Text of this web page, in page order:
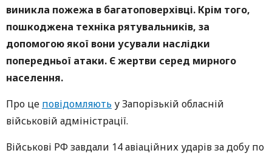
виникла пожежа в багатоповерхівці. Крім того,
пошкоджена техніка рятувальників, за
допомогою якої вони усували наслідки
попередньої атаки. Є жертви серед мирного
населення.
Про це повідомляють у Запорізькій обласній
військовій адміністрації.
Військові РФ завдали 14 авіаційних ударів за добу по